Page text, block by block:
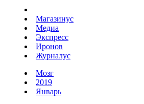
Магазинус
Медиа
Экспресс
Иронов
Журналус
Мозг
2019
Январь